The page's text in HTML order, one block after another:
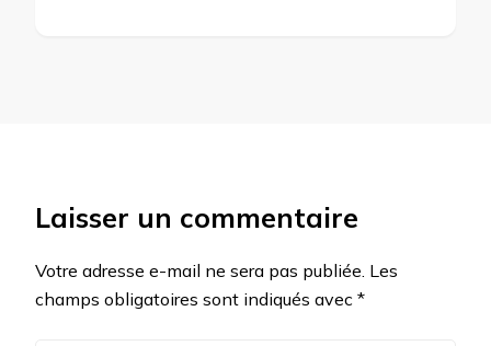
Laisser un commentaire
Votre adresse e-mail ne sera pas publiée. Les
champs obligatoires sont indiqués avec *